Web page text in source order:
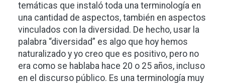
temáticas que instaló toda una terminología en
una cantidad de aspectos, también en aspectos
vinculados con la diversidad. De hecho, usar la
palabra “diversidad” es algo que hoy hemos
naturalizado y yo creo que es positivo, pero no
era como se hablaba hace 20 o 25 años, incluso
en el discurso público. Es una terminología muy